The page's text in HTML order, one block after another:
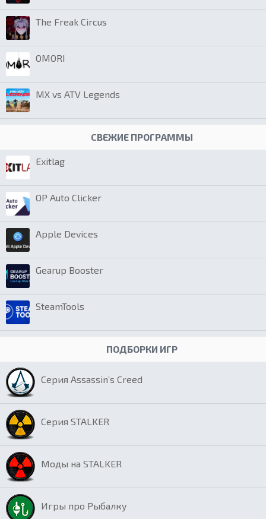
The Freak Circus
OMORI
MX vs ATV Legends
СВЕЖИЕ ПРОГРАММЫ
Exitlag
OP Auto Clicker
Apple Devices
Gearup Booster
SteamTools
ПОДБОРКИ ИГР
Серия Assassin’s Creed
Серия STALKER
Моды на STALKER
Игры про Рыбалку